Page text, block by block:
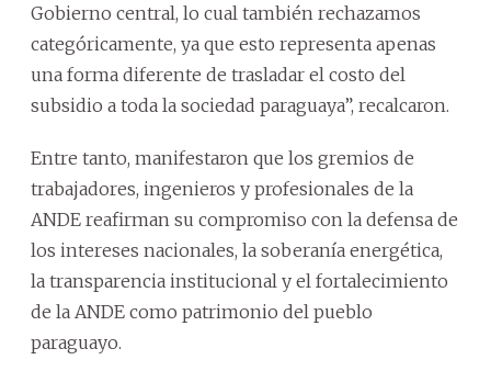
Gobierno central, lo cual también rechazamos
categóricamente, ya que esto representa apenas
una forma diferente de trasladar el costo del
subsidio a toda la sociedad paraguaya”, recalcaron.
Entre tanto, manifestaron que los gremios de
trabajadores, ingenieros y profesionales de la
ANDE reafirman su compromiso con la defensa de
los intereses nacionales, la soberanía energética,
la transparencia institucional y el fortalecimiento
de la ANDE como patrimonio del pueblo
paraguayo.